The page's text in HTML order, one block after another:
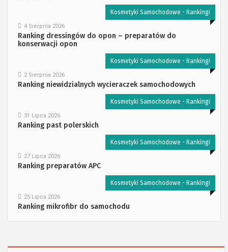
Kosmetyki Samochodowe - Rankingi
4 Sierpnia 2026
Ranking dressingów do opon – preparatów do
konserwacji opon
Kosmetyki Samochodowe - Rankingi
2 Sierpnia 2026
Ranking niewidzialnych wycieraczek samochodowych
Kosmetyki Samochodowe - Rankingi
31 Lipca 2026
Ranking past polerskich
Kosmetyki Samochodowe - Rankingi
27 Lipca 2026
Ranking preparatów APC
Kosmetyki Samochodowe - Rankingi
25 Lipca 2026
Ranking mikrofibr do samochodu